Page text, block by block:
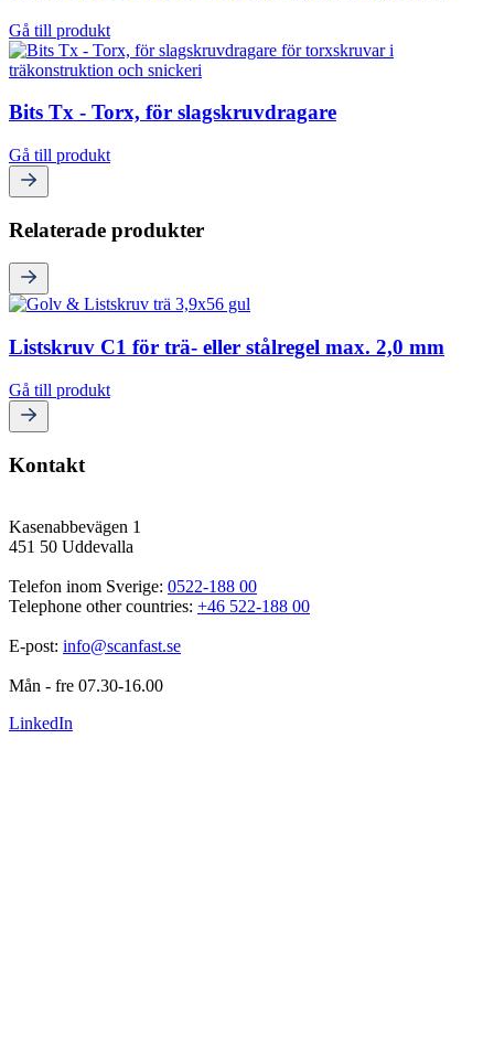
Gå till produkt
Bits Tx - Torx, för slagskruvdragare
Gå till produkt
Relaterade produkter
Listskruv C1 för trä- eller stålregel max. 2,0 mm
Gå till produkt
Kontakt
Kasenabbevägen 1
451 50 Uddevalla
Telefon inom Sverige: 0522-188 00
Telephone other countries: +46 522-188 00
E-post: info@scanfast.se
Mån - fre 07.30-16.00
LinkedIn